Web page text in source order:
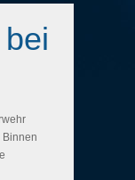
Binnen